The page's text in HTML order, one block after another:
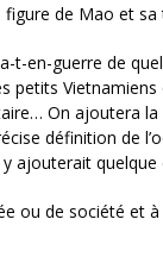
de Mao et
t-en-guerre de
petits
On ajoutera
définition de
ajouterait quelque
ou de société et